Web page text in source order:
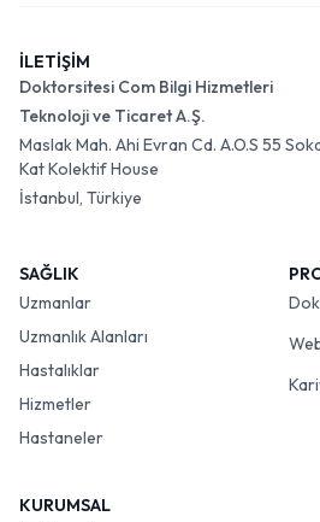
İLETİŞİM
Doktorsitesi Com Bilgi Hizmetleri
Teknoloji ve Ticaret A.Ş.
Maslak Mah. Ahi Evran Cd. A.O.S 55
Kat Kolektif House
İstanbul, Türkiye
SAĞLIK
Uzmanlar
Uzmanlık Alanları
Hastalıklar
Hizmetler
Hastaneler
KURUMSAL